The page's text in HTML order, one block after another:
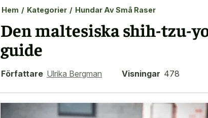
Hem / Kategorier / Hundar Av Små Raser
Den maltesiska shih-tzu-
guide
Författare Ulrika Bergman Visningar 478